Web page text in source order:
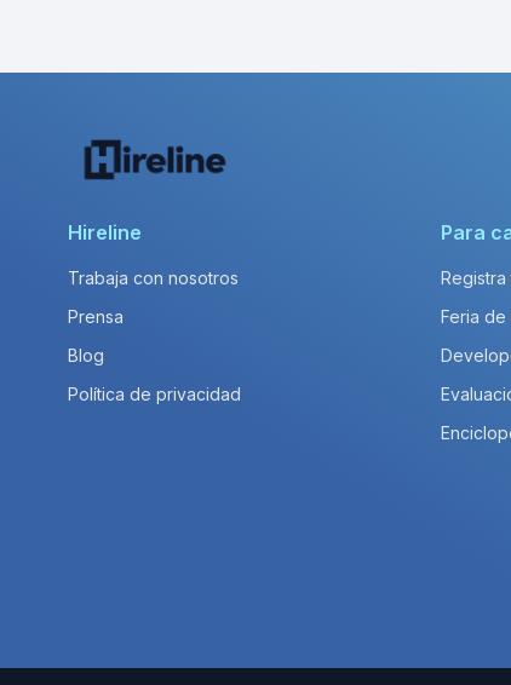
Hireline
Trabaja con nosotros
Prensa
Blog
Política de privacidad
Para
Registra
Feria de